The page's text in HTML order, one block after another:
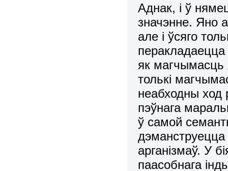
Аднак, і ў
значэнне. Яно
але і ўсяго
перакладаецца
як магчымасць
толькі
неабходны ход
пэўнага
ў самой
арганізмаў. У
паасобнага